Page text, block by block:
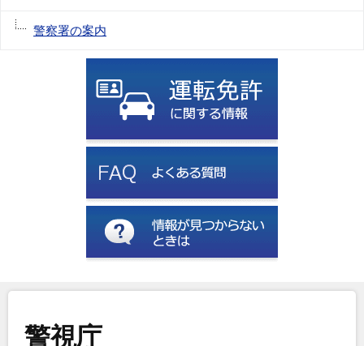
警察署の案内
警視庁